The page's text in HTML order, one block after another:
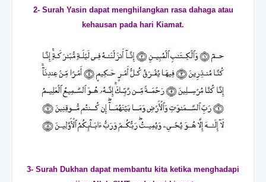
2- Surah Yasin dapat menghilangkan rasa dahaga atau
kehausan pada hari Kiamat.
3- Surah Dukhan dapat membantu kita ketika menghadapi